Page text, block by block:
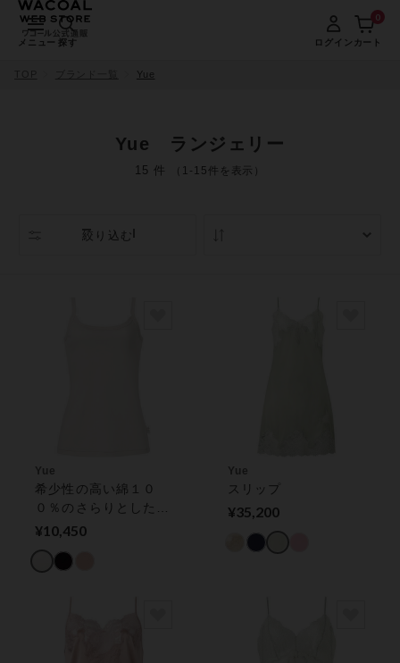
メニュー 探す ログイン カート
0
Yue
Yue ランジェリー
15 件 （1-15件を表示）
絞り込む
Yue
希少性の高い綿１０
０％のさらりとした着
ごこち ノースリーブ
¥10,450
Yue
スリップ
¥35,200